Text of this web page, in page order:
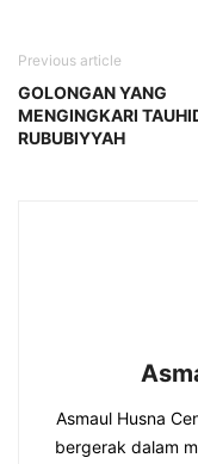
Previous article
GOLONGAN YANG
MENGINGKARI
RUBUBIYYAH
Asmaul Husna
bergerak dalam